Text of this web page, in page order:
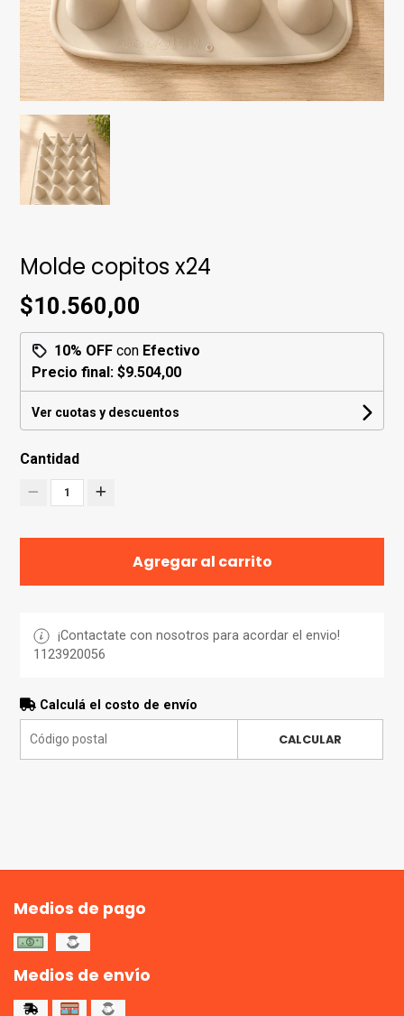
Molde copitos x24
$10.560,00
10% OFF con Efectivo
Precio final:$9.504,00
Ver cuotas y descuentos
Cantidad
1
Agregar al carrito
¡Contactate con nosotros para acordar el envio!
1123920056
Calculá el costo de envío
CALCULAR
Medios de pago
Medios de envío